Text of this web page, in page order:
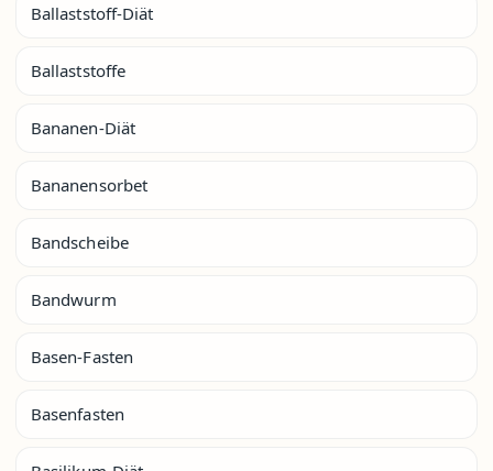
Ballaststoff-Diät
Ballaststoffe
Bananen-Diät
Bananensorbet
Bandscheibe
Bandwurm
Basen-Fasten
Basenfasten